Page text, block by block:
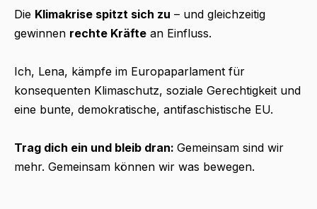
Die Klimakrise spitzt sich zu – und gleichzeitig
gewinnen rechte Kräfte an Einfluss.
Ich, Lena, kämpfe im Europaparlament für
konsequenten Klimaschutz, soziale Gerechtigkeit und
eine bunte, demokratische, antifaschistische EU.
Trag dich ein und bleib dran: Gemeinsam sind wir
mehr. Gemeinsam können wir was bewegen.